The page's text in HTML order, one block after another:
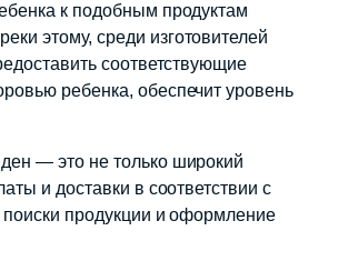
к подобным продуктам
этому, среди изготовителей
соответствующие
ребенка, обеспечит уровень
— это не только широкий
и доставки в соответствии с
продукции и оформление